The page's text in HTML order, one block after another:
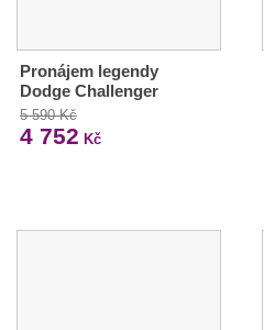
Pronájem legendy
Dodge Challenger
5 590 Kč
4 752 Kč